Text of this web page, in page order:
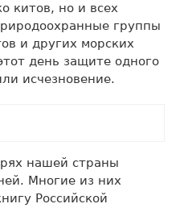
китов, но и всех
группы
и других морских
день защите одного
исчезновение.
нашей страны
Многие из них
Российской